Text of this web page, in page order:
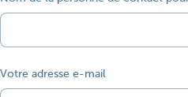
Votre adresse e-mail